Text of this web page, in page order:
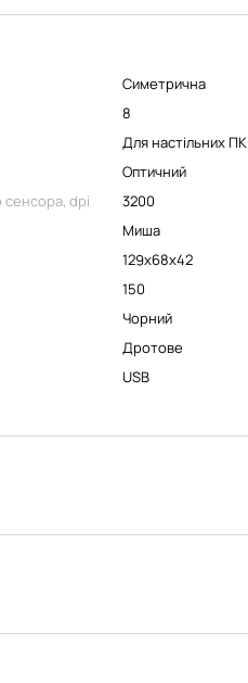
Симетрична
8
Для настільних ПК
Оптичний
сенсора, dpi
3200
Миша
129х68х42
150
Чорний
Дротове
USB